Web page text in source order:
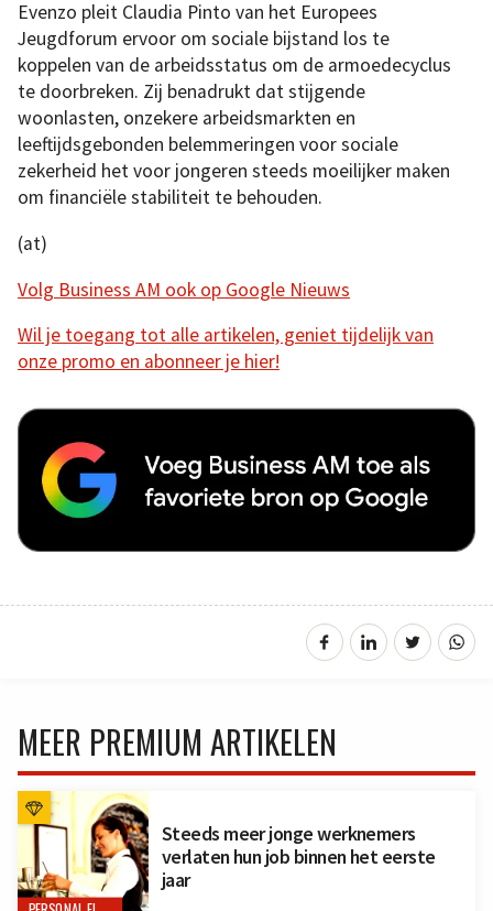
Evenzo pleit Claudia Pinto van het Europees
Jeugdforum ervoor om sociale bijstand los te
koppelen van de arbeidsstatus om de armoedecyclus
te doorbreken. Zij benadrukt dat stijgende
woonlasten, onzekere arbeidsmarkten en
leeftijdsgebonden belemmeringen voor sociale
zekerheid het voor jongeren steeds moeilijker maken
om financiële stabiliteit te behouden.
(at)
Volg Business AM ook op Google Nieuws
Wil je toegang tot alle artikelen, geniet tijdelijk van
onze promo en abonneer je hier!
MEER PREMIUM ARTIKELEN
Steeds meer jonge werknemers
verlaten hun job binnen het eerste
jaar